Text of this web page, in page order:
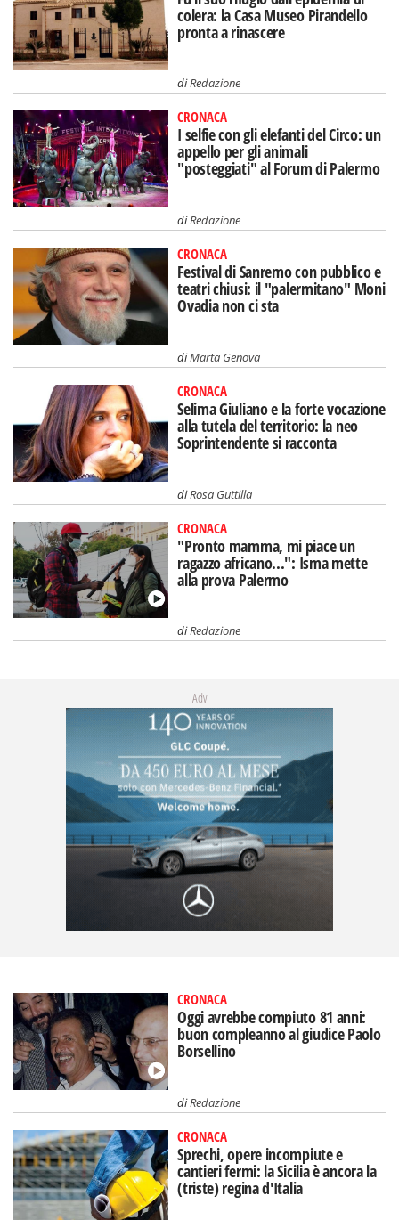
colera: la Casa Museo Pirandello
pronta a rinascere
diRedazione
CRONACA
I selfie con gli elefanti del Circo: un
appello per gli animali
"posteggiati" al Forum di Palermo
diRedazione
CRONACA
Festival di Sanremo con pubblico e
teatri chiusi: il "palermitano" Moni
Ovadia non ci sta
diMarta Genova
CRONACA
Selima Giuliano e la forte vocazione
alla tutela del territorio: la neo
Soprintendente si racconta
diRosa Guttilla
CRONACA
"Pronto mamma, mi piace un
ragazzo africano...": Isma mette
alla prova Palermo
diRedazione
Adv
CRONACA
Oggi avrebbe compiuto 81 anni:
buon compleanno al giudice Paolo
Borsellino
diRedazione
CRONACA
Sprechi, opere incompiute e
cantieri fermi: la Sicilia è ancora la
(triste) regina d'Italia